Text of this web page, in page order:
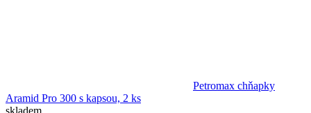
Petromax chňapky
Aramid Pro 300 s kapsou, 2 ks
skladem